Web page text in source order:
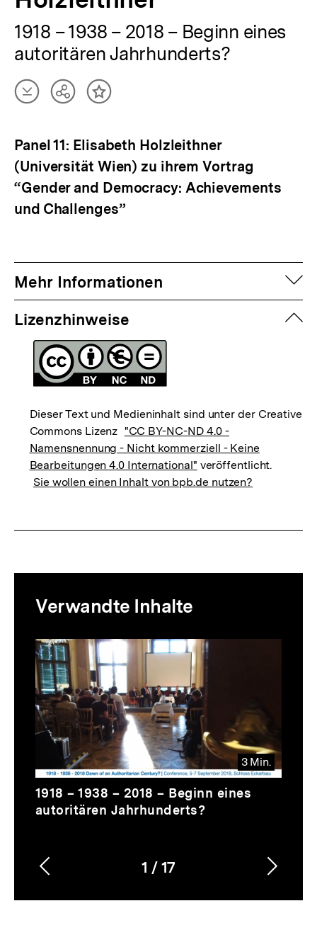
1918 – 1938 – 2018 – Beginn eines
autoritären Jahrhunderts?
Artikel
herunterladen
TeilenInhalt
Panel 11: Elisabeth Holzleithner
(Universität Wien) zu ihrem Vortrag
“Gender and Democracy: Achievements
und Challenges”
Mehr Informationen
Lizenzhinweise
Dieser Text und Medieninhalt sind unter der Creative
Commons Lizenz "CC BY-NC-ND 4.0 -
Namensnennung - Nicht kommerziell - Keine
Bearbeitungen 4.0 International" veröffentlicht.
Sie wollen einen Inhalt von bpb.de nutzen?
zur
Thematik
Verwandte Inhalte
Inhaltskarussell
überspringen
3 Min.
Video
Dauer
3
1918 – 1938 – 2018 – Beginn eines
autoritären Jahrhunderts?
Karussellinhalt
1
von
/ 17
Vorherigen
Inhalt
Inhalt